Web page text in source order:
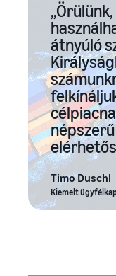
átnyúló
Timo Duschl
Kiemelt